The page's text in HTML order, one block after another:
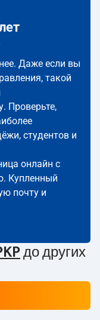
Даже если вы
такой
Проверьте,
студентов и
онлайн с
Купленный
почту и
до других